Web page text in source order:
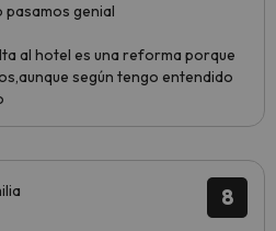
pasamos genial
al hotel es una reforma porque
según tengo entendido
8